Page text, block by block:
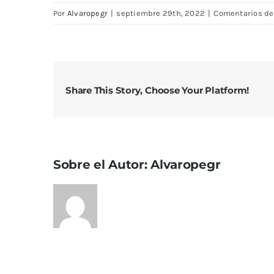
Por Alvaropegr | septiembre 29th, 2022 | Comentarios
Share This Story, Choose Your Platform!
Sobre el Autor:Alvaropegr